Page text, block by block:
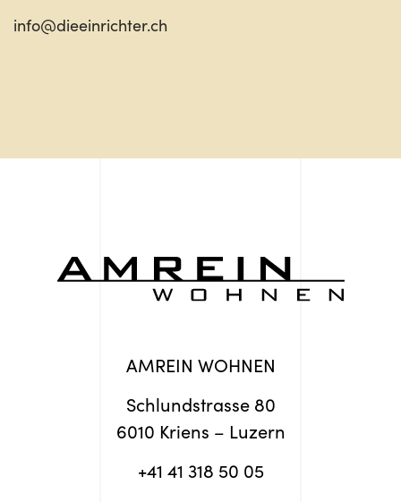
info@dieeinrichter.ch
AMREIN WOHNEN
Schlundstrasse 80
6010 Kriens – Luzern
+41 41 318 50 05